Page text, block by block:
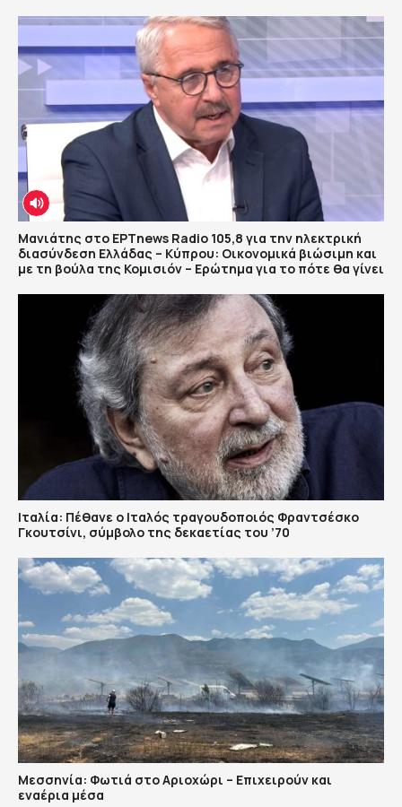
Μανιάτης στο ΕΡΤnews Radio 105,8 για την ηλεκτρική
διασύνδεση Ελλάδας – Κύπρου: Οικονομικά βιώσιμη και
με τη βούλα της Κομισιόν – Ερώτημα για το πότε θα γίνει
Ιταλία: Πέθανε ο Ιταλός τραγουδοποιός Φραντσέσκο
Γκουτσίνι, σύμβολο της δεκαετίας του ’70
Μεσσηνία: Φωτιά στο Αριοχώρι – Επιχειρούν και
εναέρια μέσα